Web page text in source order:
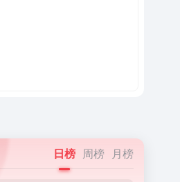
日榜 周榜 月榜